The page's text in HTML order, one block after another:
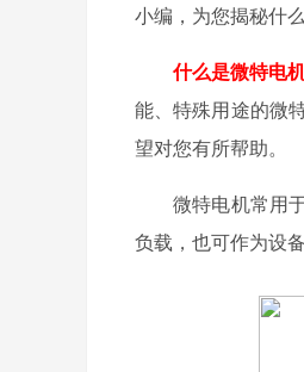
小编，为您揭秘什
什么是微特电
能、特殊用途的微
望对您有所帮助。
微特电机常用
负载，也可作为设